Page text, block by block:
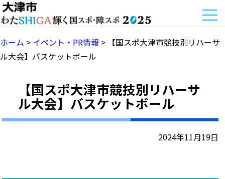
ホーム > イベント・PR情報 > 【国スポ大津市競技別リハーサ
ル大会】バスケットボール
【国スポ大津市競技別リハーサ
ル大会】バスケットボール
2024年11月19日